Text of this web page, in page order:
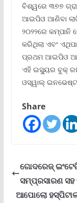
ବିଶ୍ୱରେ ୩୭୭
ଆଇପିଓ ଆଣିବା
୨୦୨୨ରେ
କରିଥିଲା ଏବଂ
ପ୍ରଥମ ଆଇପିଓ
ଏହି ଇସ୍ୟୁର ବୁକ୍
ଓସ୍ୱାଲ୍
Share
ଗୋଦରେଜ୍
ସମ୍ପ୍ରସାରଣ
ଆପୋଲୋ